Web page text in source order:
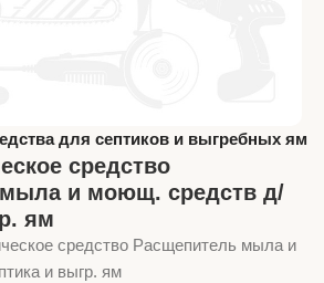
для септиков и выгребных ям
средство
и моющ. средств д/
ям
средство Расщепитель мыла и
и выгр. ям